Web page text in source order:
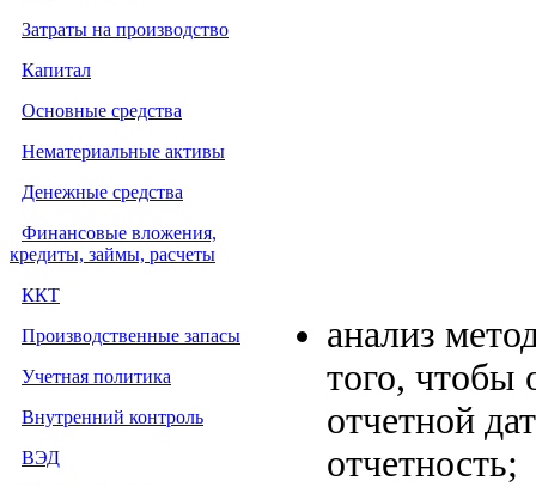
Затраты на производство
Капитал
Основные средства
Нематериальные активы
Денежные средства
Финансовые вложения,
кредиты, займы, расчеты
ККТ
Производственные запасы
Учетная политика
Внутренний контроль
ВЭД
анализ
того, чтобы
отчетной
отчетность;